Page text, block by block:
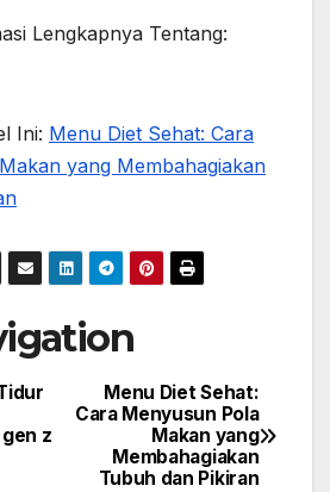
Lengkapnya Tentang:
Ini: Menu Diet Sehat: Cara
yang Membahagiakan
Menu Diet Sehat:
Cara Menyusun Pola
Makan yang
Membahagiakan
Tubuh dan Pikiran
gen z